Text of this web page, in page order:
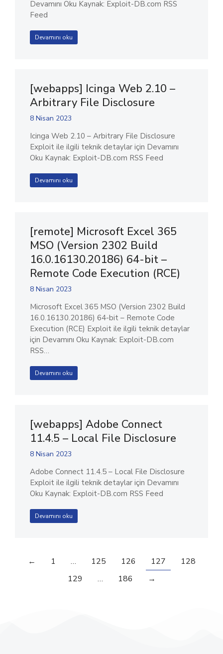
Devamını Oku Kaynak: Exploit-DB.com RSS
Feed
Devamını oku
[webapps] Icinga Web 2.10 –
Arbitrary File Disclosure
8 Nisan 2023
Icinga Web 2.10 – Arbitrary File Disclosure
Exploit ile ilgili teknik detaylar için Devamını
Oku Kaynak: Exploit-DB.com RSS Feed
Devamını oku
[remote] Microsoft Excel 365
MSO (Version 2302 Build
16.0.16130.20186) 64-bit –
Remote Code Execution (RCE)
8 Nisan 2023
Microsoft Excel 365 MSO (Version 2302 Build
16.0.16130.20186) 64-bit – Remote Code
Execution (RCE) Exploit ile ilgili teknik detaylar
için Devamını Oku Kaynak: Exploit-DB.com
RSS…
Devamını oku
[webapps] Adobe Connect
11.4.5 – Local File Disclosure
8 Nisan 2023
Adobe Connect 11.4.5 – Local File Disclosure
Exploit ile ilgili teknik detaylar için Devamını
Oku Kaynak: Exploit-DB.com RSS Feed
Devamını oku
← 1 … 125 126 127
128
129
… 186 →